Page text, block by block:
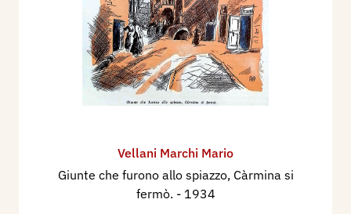
Vellani Marchi Mario
Giunte che furono allo spiazzo, Càrmina si
fermò. - 1934